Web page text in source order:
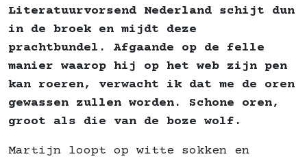
Literatuurvorsend Nederland schijt dun
in de broek en mijdt deze
prachtbundel. Afgaande op de felle
manier waarop hij op het web zijn pen
kan roeren, verwacht ik dat me de oren
gewassen zullen worden. Schone oren,
groot als die van de boze wolf.
Martijn loopt op witte sokken en